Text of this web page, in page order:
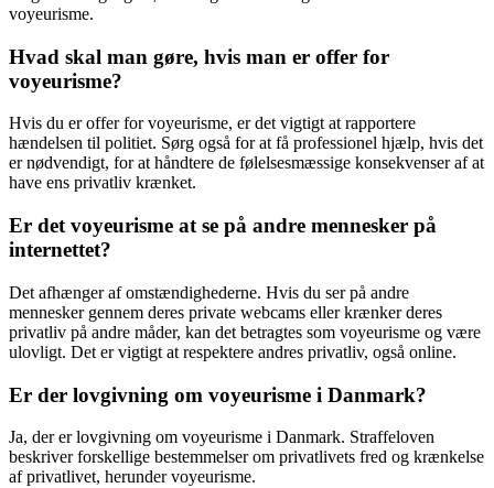
voyeurisme.
Hvad skal man gøre, hvis man er offer for
voyeurisme?
Hvis du er offer for voyeurisme, er det vigtigt at rapportere
hændelsen til politiet. Sørg også for at få professionel hjælp, hvis det
er nødvendigt, for at håndtere de følelsesmæssige konsekvenser af at
have ens privatliv krænket.
Er det voyeurisme at se på andre mennesker på
internettet?
Det afhænger af omstændighederne. Hvis du ser på andre
mennesker gennem deres private webcams eller krænker deres
privatliv på andre måder, kan det betragtes som voyeurisme og være
ulovligt. Det er vigtigt at respektere andres privatliv, også online.
Er der lovgivning om voyeurisme i Danmark?
Ja, der er lovgivning om voyeurisme i Danmark. Straffeloven
beskriver forskellige bestemmelser om privatlivets fred og krænkelse
af privatlivet, herunder voyeurisme.